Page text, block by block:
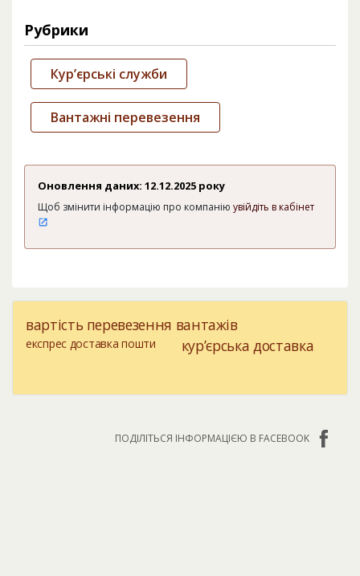
Рубрики
Кур’єрські служби
Вантажні перевезення
Оновлення даних: 12.12.2025 року
Щоб змінити інформацію про компанію увійдіть в кабінет
вартість перевезення вантажів
експрес доставка пошти кур’єрська доставка
ПОДІЛІТЬСЯ ІНФОРМАЦІЄЮ В FACEBOOK